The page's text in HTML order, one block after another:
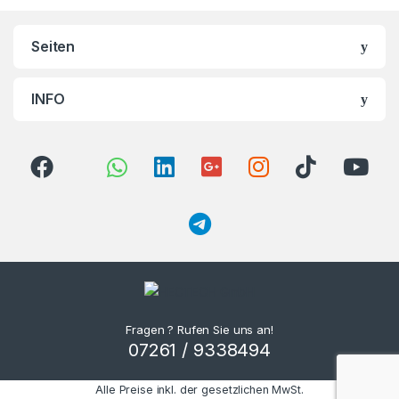
Seiten
INFO
Fragen ? Rufen Sie uns an!
07261 / 9338494
Alle Preise inkl. der gesetzlichen MwSt.